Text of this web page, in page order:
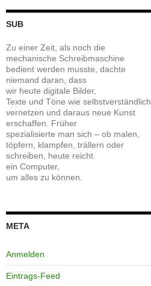
SUB
Zu einer Zeit, als noch die
mechanische Schreibmaschine
bedient werden musste, dachte
niemand daran, dass
wir heute digitale Bilder,
Texte und Töne wie selbstverständlich
vernetzen und daraus neue Kunst
erschaffen. Früher
spezialisierte man sich – ob malen,
töpfern, klampfen, trällern oder
schreiben, heute reicht
ein Computer,
um alles zu können.
META
Anmelden
Eintrags-Feed